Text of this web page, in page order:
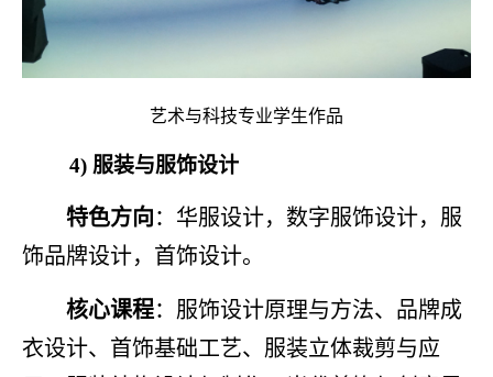
艺术与科技专业学生作品
4) 服装与服饰设计
特色方向：华服设计，数字服饰设计，服
饰品牌设计，首饰设计。
核心课程：服饰设计原理与方法、品牌成
衣设计、首饰基础工艺、服装立体裁剪与应